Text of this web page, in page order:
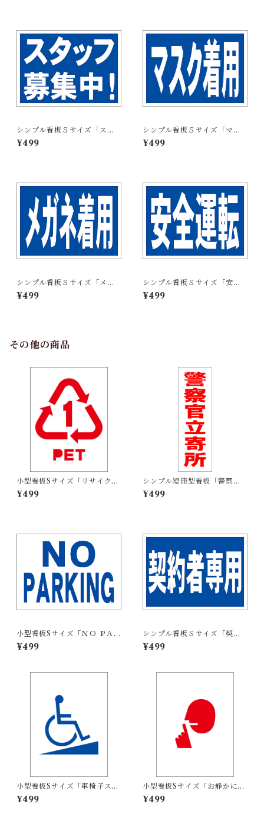
シンプル看板Ｓサイズ「スタ
ッフ募集中」【工場・現場】
屋外可
¥499
シンプル看板Ｓサイズ「マス
ク着用」【工場・現場】屋外
可
¥499
シンプル看板Ｓサイズ「メガ
ネ着用」【工場・現場】屋外
可
¥499
シンプル看板Ｓサイズ「安全
運転」【工場・現場】屋外可
¥499
その他の商品
小型看板Sサイズ「リサイクル
PETボトル（赤）」 屋外可
【その他・マーク】
¥499
シンプル短冊型看板「警察官
立寄所（赤）」【防犯・防
災】屋外可
¥499
小型看板Sサイズ「ＮＯ ＰＡＲ
ＫＩＮＧ（青）」 屋外可【そ
の他・マーク】
¥499
シンプル看板Ｓサイズ「契約
者専用」【駐車場】屋外可
¥499
小型看板Sサイズ「車椅子スロ
ープマーク（青）」 屋外可
【その他・マーク】
¥499
小型看板Sサイズ「お静かにマ
ーク（赤）」 屋外可【その
他・マーク】
¥499